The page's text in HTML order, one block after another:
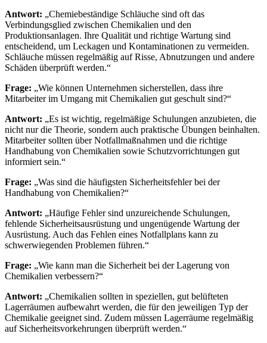
Antwort: „Chemiebeständige Schläuche sind oft das
Verbindungsglied zwischen Chemikalien und den
Produktionsanlagen. Ihre Qualität und richtige Wartung sind
entscheidend, um Leckagen und Kontaminationen zu vermeiden.
Schläuche müssen regelmäßig auf Risse, Abnutzungen und andere
Schäden überprüft werden.“
Frage: „Wie können Unternehmen sicherstellen, dass ihre
Mitarbeiter im Umgang mit Chemikalien gut geschult sind?“
Antwort: „Es ist wichtig, regelmäßige Schulungen anzubieten, die
nicht nur die Theorie, sondern auch praktische Übungen beinhalten.
Mitarbeiter sollten über Notfallmaßnahmen und die richtige
Handhabung von Chemikalien sowie Schutzvorrichtungen gut
informiert sein.“
Frage: „Was sind die häufigsten Sicherheitsfehler bei der
Handhabung von Chemikalien?“
Antwort: „Häufige Fehler sind unzureichende Schulungen,
fehlende Sicherheitsausrüstung und ungenügende Wartung der
Ausrüstung. Auch das Fehlen eines Notfallplans kann zu
schwerwiegenden Problemen führen.“
Frage: „Wie kann man die Sicherheit bei der Lagerung von
Chemikalien verbessern?“
Antwort: „Chemikalien sollten in speziellen, gut belüfteten
Lagerräumen aufbewahrt werden, die für den jeweiligen Typ der
Chemikalie geeignet sind. Zudem müssen Lagerräume regelmäßig
auf Sicherheitsvorkehrungen überprüft werden.“